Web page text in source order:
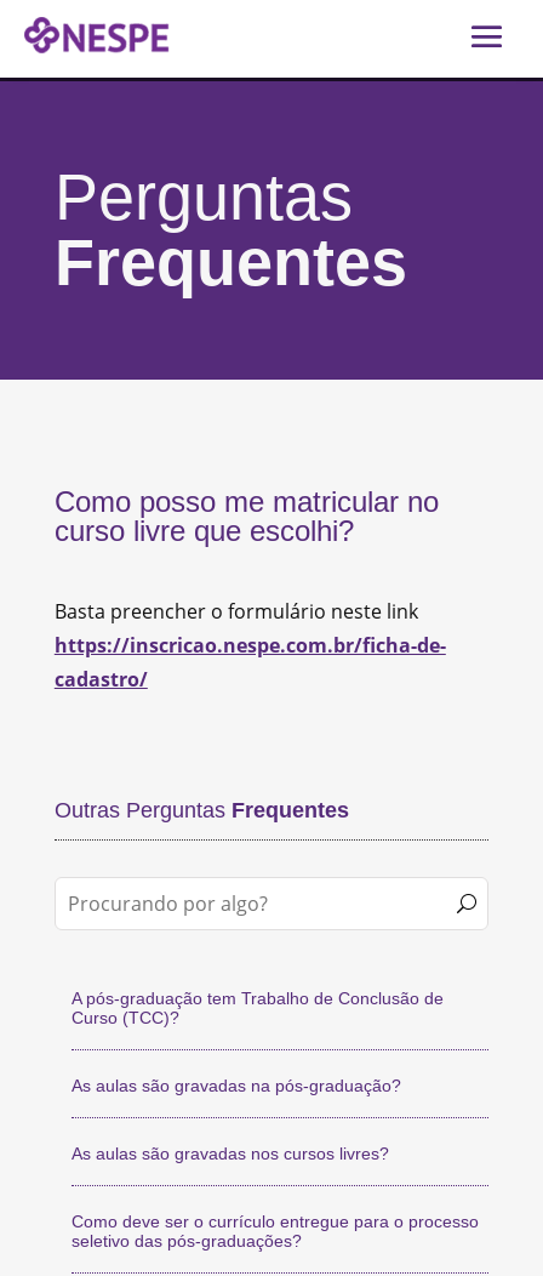
Perguntas
Frequentes
Como posso me matricular no
curso livre que escolhi?
Basta preencher o formulário neste link
https://inscricao.nespe.com.br/ficha-de-
cadastro/
Outras Perguntas Frequentes
A pós-graduação tem Trabalho de Conclusão de
Curso (TCC)?
As aulas são gravadas na pós-graduação?
As aulas são gravadas nos cursos livres?
Como deve ser o currículo entregue para o processo
seletivo das pós-graduações?